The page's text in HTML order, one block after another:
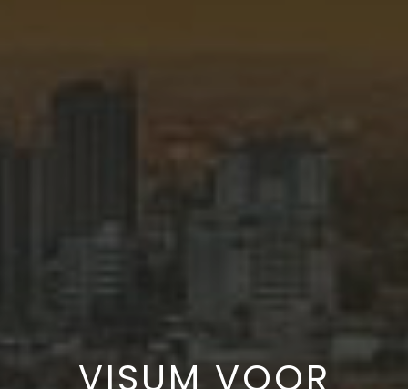
VISUM VOOR